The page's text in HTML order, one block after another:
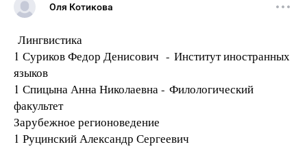
Оля Котикова
Лингвистика
1 Суриков Федор Денисович - Институт иностранных
языков
1 Спицына Анна Николаевна - Филологический
факультет
Зарубежное регионоведение
1 Руцинский Александр Сергеевич